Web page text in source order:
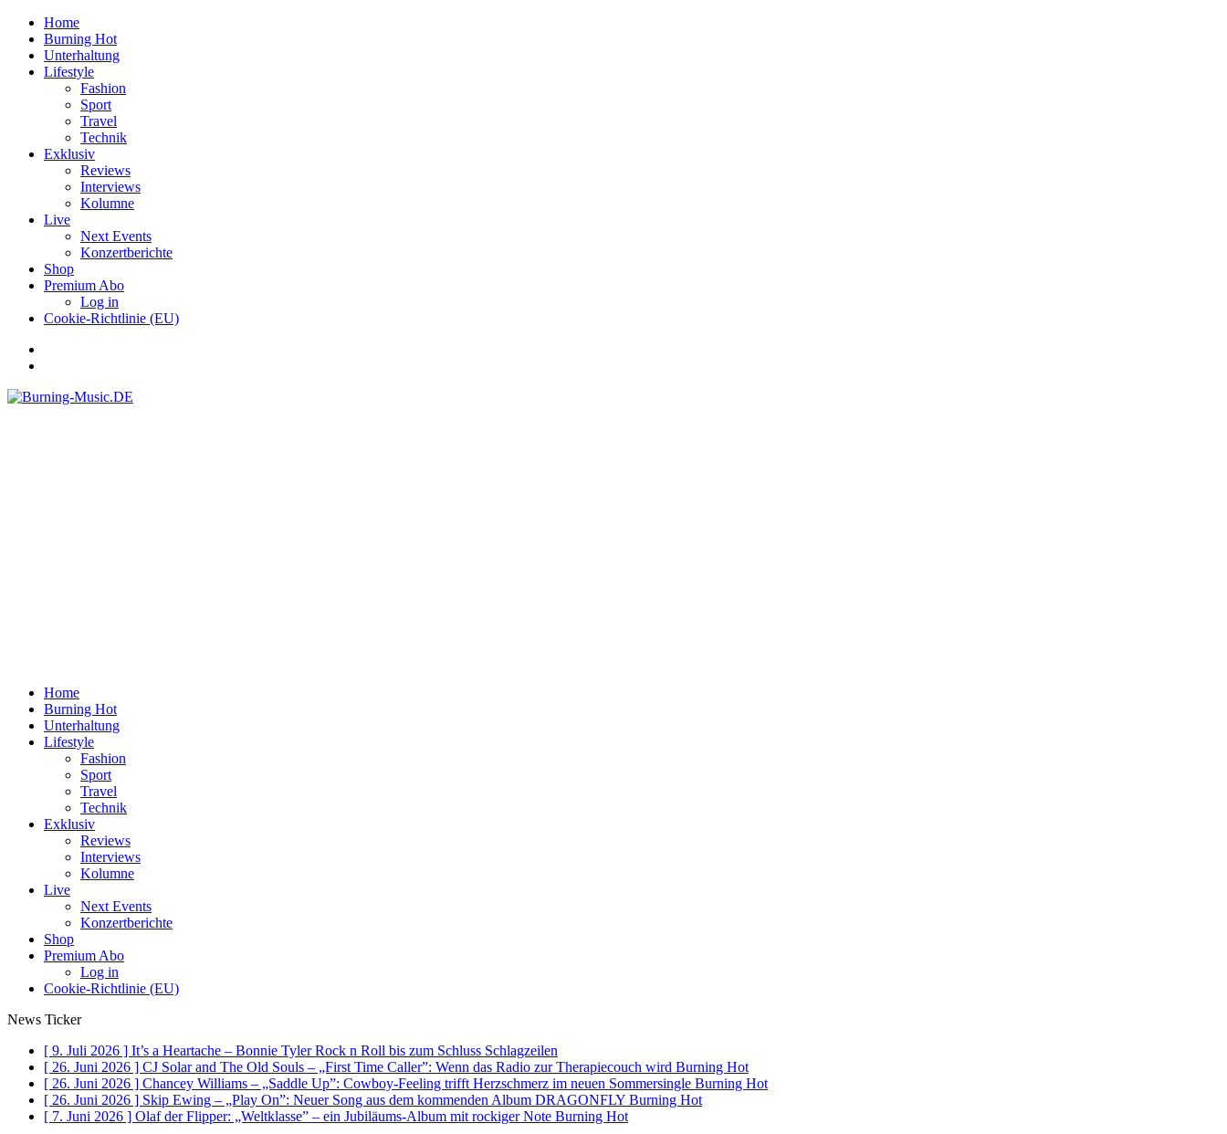
Home
Burning Hot
Unterhaltung
Lifestyle
Fashion
Sport
Travel
Technik
Exklusiv
Reviews
Interviews
Kolumne
Live
Next Events
Konzertberichte
Shop
Premium Abo
Log in
Cookie-Richtlinie (EU)
Home
Burning Hot
Unterhaltung
Lifestyle
Fashion
Sport
Travel
Technik
Exklusiv
Reviews
Interviews
Kolumne
Live
Next Events
Konzertberichte
Shop
Premium Abo
Log in
Cookie-Richtlinie (EU)
News Ticker
[ 9. Juli 2026 ] It’s a Heartache – Bonnie Tyler Rock n Roll bis zum Schluss Schlagzeilen
[ 26. Juni 2026 ] CJ Solar and The Old Souls – „First Time Caller”: Wenn das Radio zur Therapiecouch wird Burning Hot
[ 26. Juni 2026 ] Chancey Williams – „Saddle Up”: Cowboy-Feeling trifft Herzschmerz im neuen Sommersingle Burning Hot
[ 26. Juni 2026 ] Skip Ewing – „Play On”: Neuer Song aus dem kommenden Album DRAGONFLY Burning Hot
[ 7. Juni 2026 ] Olaf der Flipper: „Weltklasse” – ein Jubiläums-Album mit rockiger Note Burning Hot